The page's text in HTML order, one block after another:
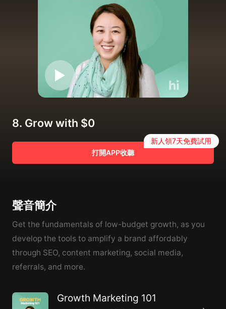
8. Grow with $0
打開APP收聽
新人領7天免費試用
聲音簡介
Get the fundamentals of low-budget growth, as you
develop the tools to amplify a brand affordably
through SEO, content marketing, social media,
referrals, and more.
Growth Marketing 101